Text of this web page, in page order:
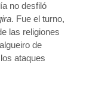
no desfiló
. Fue el turno,
las religiones
de
ataques